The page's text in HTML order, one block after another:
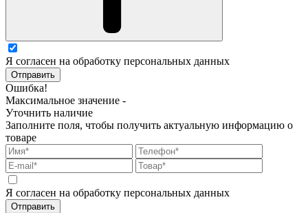
Я согласен на обработку персональных данных
Отправить
Ошибка!
Максимальное значение -
Уточнить наличие
Заполните поля, чтобы получить актуальную информацию о
товаре
Я согласен на обработку персональных данных
Отправить